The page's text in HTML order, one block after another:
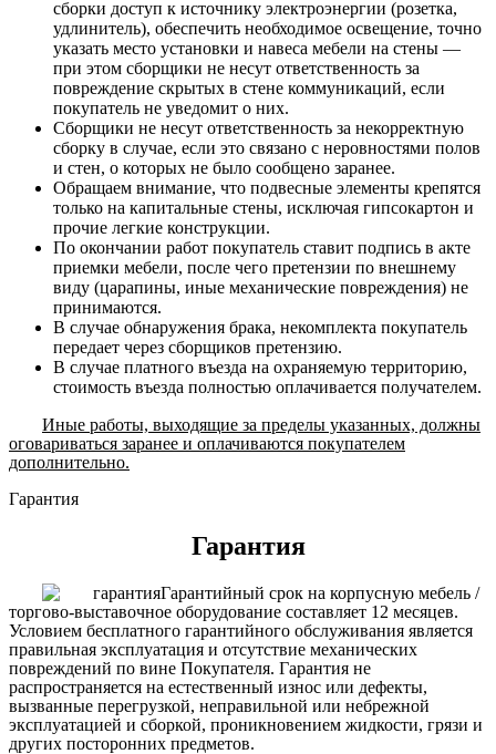
сборки доступ к источнику электроэнергии (розетка,
удлинитель), обеспечить необходимое освещение, точно
указать место установки и навеса мебели на стены —
при этом сборщики не несут ответственность за
повреждение скрытых в стене коммуникаций, если
покупатель не уведомит о них.
Сборщики не несут ответственность за некорректную
сборку в случае, если это связано с неровностями полов
и стен, о которых не было сообщено заранее.
Обращаем внимание, что подвесные элементы крепятся
только на капитальные стены, исключая гипсокартон и
прочие легкие конструкции.
По окончании работ покупатель ставит подпись в акте
приемки мебели, после чего претензии по внешнему
виду (царапины, иные механические повреждения) не
принимаются.
В случае обнаружения брака, некомплекта покупатель
передает через сборщиков претензию.
В случае платного въезда на охраняемую территорию,
стоимость въезда полностью оплачивается получателем.
Иные работы, выходящие за пределы указанных, должны
оговариваться заранее и оплачиваются покупателем
дополнительно.
Гарантия
Гарантия
Гарантийный срок на корпусную мебель /
торгово-выставочное оборудование составляет 12 месяцев.
Условием бесплатного гарантийного обслуживания является
правильная эксплуатация и отсутствие механических
повреждений по вине Покупателя. Гарантия не
распространяется на естественный износ или дефекты,
вызванные перегрузкой, неправильной или небрежной
эксплуатацией и сборкой, проникновением жидкости, грязи и
других посторонних предметов.